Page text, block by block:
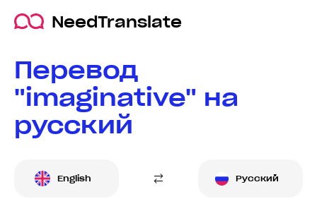
NeedTranslate
Перевод
"imaginative" на
русский
English Русский